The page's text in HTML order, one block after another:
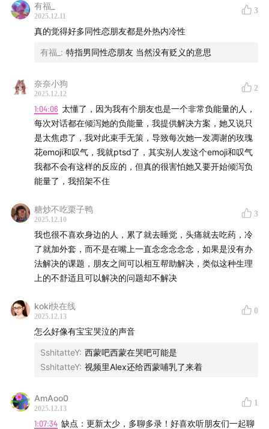
【时间轴】
03:26 巧：就像「猫被剪断胡须」一样，失调地活着
究竟什么是缺点——损人不利己
菲菲：如果被问话，我一定不知道「犯罪嫌疑人」
长啥样
13:04 小乔：脏门前来报道
菜卷哲人上身：可是这又不是你的，这是我的，我想
怎么弄怎么弄
最困扰我的缺点就是我不敢面对自己的缺点
我无法接受自己的脆弱，吵不了架，求不了人
42:54 我其实比我外表看上去要冷酷
有福_
2025.12.11
3
真的觉得好多同性恋朋友都是外热内冷性
有福_ : 特指男同性恋朋友 当然没有贬义的意思
奈奈小狗
2025.12.12
2
1:04:06 太懂了，因为我有个朋友也是一个非常负能量的人，
每次对话都在倾泻她的负能量，我提供解决方案，她又说只
是太焦虑了，我对此束手无策，导致每次她一发凋谢的玫瑰
花emoji和叹气，我就ptsd了，其实别人发这个emoji和叹气
我都不会有这样的反应的，但真的很害怕她又要开始倾泻负
能量了，我招架不住
糖炒不吃栗子鸭
2025.12.10
3
我也很不喜欢身边的人，累了就去睡觉，头痛就去吃药，冷
了就加外套，而不是在嘴上一直念念念念念，如果是没有办
法解决的课题，朋友之间可以相互帮助解决，类似这种生理
上的不舒适且可以解决的问题却不解决
koki快在线
2025.12.13
0
怎么好像有宝宝哭泣的声音
SshitatteY: 西蒙吧西蒙在哭吧可能是
SshitatteY: 视频里Alex还给西蒙哺乳了来着
AmAoo0
2025.12.13
1
1:07:34 缺点：更新太少，多聊多录！好喜欢听朋友们一起聊